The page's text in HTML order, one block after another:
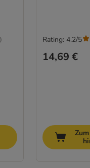
)
14,69 €
Rating: 4.2/5